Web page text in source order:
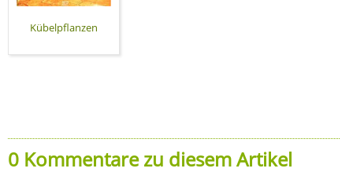
Kübelpflanzen
0 Kommentare zu diesem Artikel